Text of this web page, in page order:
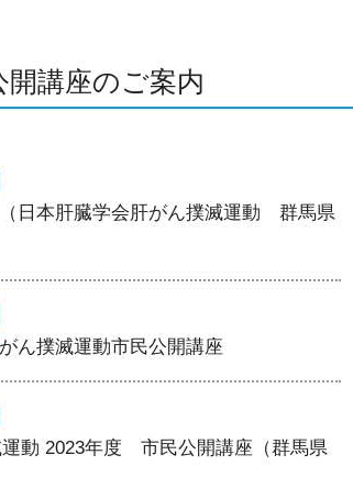
開講座のご案内
日本肝臓学会肝がん撲滅運動 群馬県
ん撲滅運動市民公開講座
運動 2023年度 市民公開講座（群馬県